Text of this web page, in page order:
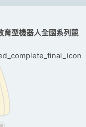
型機器人全國系列競